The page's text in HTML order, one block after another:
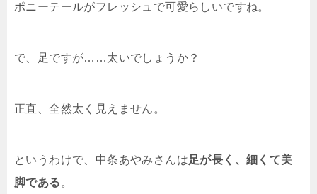
ポニーテールがフレッシュで可愛らしいですね。
で、足ですが……太いでしょうか？
正直、全然太く見えません。
というわけで、中条あやみさんは足が長く、細くて美
脚である。